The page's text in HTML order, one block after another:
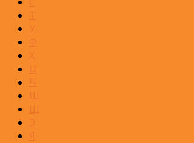
Т
У
Ф
Х
Ц
Ч
Ш
Щ
Э
Я